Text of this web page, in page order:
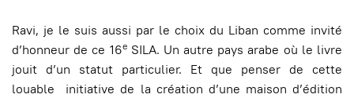
Ravi, je le suis aussi par le choix du Liban comme invité
d’honneur de ce 16eSILA. Un autre pays arabe où le livre
jouit d’un statut particulier. Et que penser de cette
louable initiative de la création d’une maison d’édition